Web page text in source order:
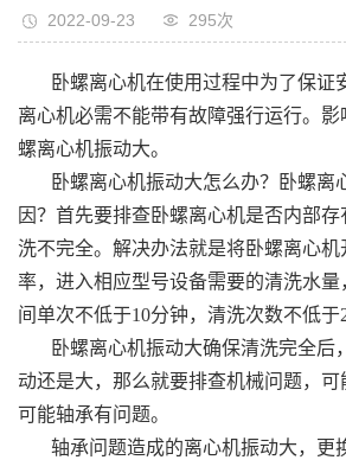
2022-09-23 295次
卧螺离心机在使用过程中为了保证
离心机必需不能带有故障强行运行。
螺离心机振动大。
卧螺离心机振动大怎么办？卧螺离
因？首先要排查卧螺离心机是否内部
洗不完全。解决办法就是将卧螺离心机
率，进入相应型号设备需要的清洗水
间单次不低于10分钟，清洗次数不低于2
卧螺离心机振动大确保清洗完全后
动还是大，那么就要排查机械问题，
可能轴承有问题。
轴承问题造成的离心机振动大，更